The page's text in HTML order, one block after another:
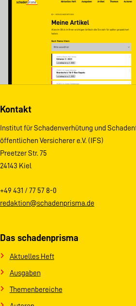
Kontakt
Institut für Schadenverhütung und
öffentlichen Versicherer e.V. (IFS)
Preetzer Str. 75
24143 Kiel
+49 431 / 77 57 8-0
redaktion@schadenprisma.de
Das schadenprisma
Aktuelles Heft
Ausgaben
Themenbereiche